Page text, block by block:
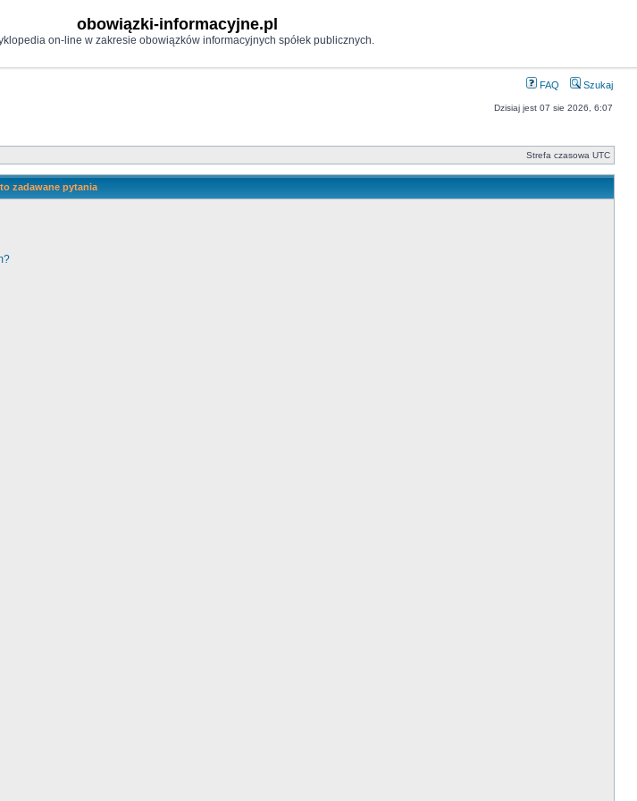
obowiązki-informacyjne.pl
on-line w zakresie obowiązków informacyjnych spółek publicznych.
FAQ Szukaj
Dzisiaj jest 07 sie 2026, 6:07
Strefa czasowa UTC
zadawane pytania